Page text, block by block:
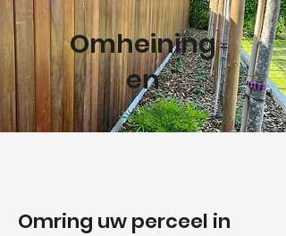
Omheining
en
Omring uw perceel in